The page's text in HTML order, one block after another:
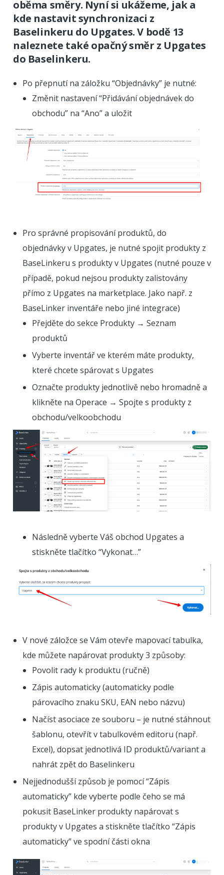
oběma směry. Nyní si ukážeme, jak a
kde nastavit synchronizaci z
Baselinkeru do Upgates. V bodě 13
naleznete také opačný směr z Upgates
do Baselinkeru.
Po přepnutí na záložku “Objednávky” je nutné:
Změnit nastavení “Přidávání objednávek do
obchodu” na “Ano” a uložit
Pro správné propisování produktů, do
objednávky v Upgates, je nutné spojit produkty z
BaseLinkeru s produkty v Upgates (nutné pouze v
případě, pokud nejsou produkty zalistovány
přímo z Upgates na marketplace. Jako např. z
BaseLinker inventáře nebo jiné integrace)
Přejděte do sekce Produkty → Seznam
produktů
Vyberte inventář ve kterém máte produkty,
které chcete spárovat s Upgates
Označte produkty jednotlivě nebo hromadně a
klikněte na Operace → Spojte s produkty z
obchodu/velkoobchodu
Následně vyberte Váš obchod Upgates a
stiskněte tlačítko “Vykonat…”
V nové záložce se Vám otevře mapovací tabulka,
kde můžete napárovat produkty 3 způsoby:
Povolit rady k produktu (ručně)
Zápis automaticky (automaticky podle
párovacího znaku SKU, EAN nebo názvu)
Načíst asociace ze souboru – je nutné stáhnout
šablonu, otevřít v tabulkovém editoru (např.
Excel), dopsat jednotlivá ID produktů/variant a
nahrát zpět do Baselinkeru
Nejjednodušší způsob je pomocí “Zápis
automaticky” kde vyberte podle čeho se má
pokusit BaseLinker produkty napárovat s
produkty v Upgates a stiskněte tlačítko “Zápis
automaticky” ve spodní části okna